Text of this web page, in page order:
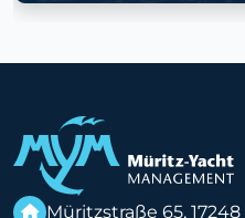
Müritzstraße 65,